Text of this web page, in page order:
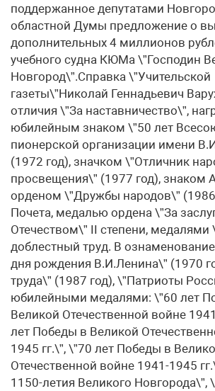
поддержанное депутатами
областной Думы предложение о
дополнительных 4 миллионов
учебного судна КЮМа \”Господин
Новгород\”.Справка \”Учительской
газеты\”Николай Геннадьевич
отличия \”За наставничество\”,
юбилейным знаком \”50 лет
пионерской организации имени
(1972 год), значком \”Отличник
просвещения\” (1977 год), знаком
орденом \”Дружбы народов\”
Почета, медалью ордена \”За
Отечеством\” II степени, медалями
доблестный труд. В
дня рождения В.И.Ленина\” (1970
труда\” (1987 год), \”Патриоты
юбилейными медалями: \”60 лет
Великой Отечественной войне
лет Победы в Великой
1945 гг.\”, \”70 лет Победы в
Отечественной войне 1941-1945
1150-летия Великого Новгорода\”,